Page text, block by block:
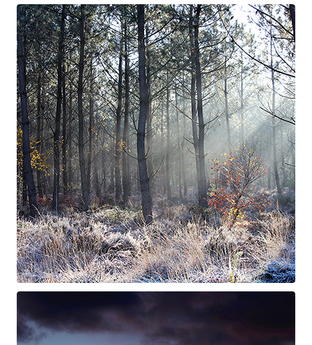
Claude Debussy
La danse de Puck
Suite à Bercé
Gorgé - Meens